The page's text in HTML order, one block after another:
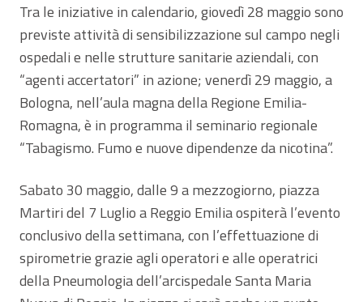
Tra le iniziative in calendario, giovedì 28 maggio sono
previste attività di sensibilizzazione sul campo negli
ospedali e nelle strutture sanitarie aziendali, con
“agenti accertatori” in azione; venerdì 29 maggio, a
Bologna, nell’aula magna della Regione Emilia-
Romagna, è in programma il seminario regionale
“Tabagismo. Fumo e nuove dipendenze da nicotina”.
Sabato 30 maggio, dalle 9 a mezzogiorno, piazza
Martiri del 7 Luglio a Reggio Emilia ospiterà l’evento
conclusivo della settimana, con l’effettuazione di
spirometrie grazie agli operatori e alle operatrici
della Pneumologia dell’arcispedale Santa Maria